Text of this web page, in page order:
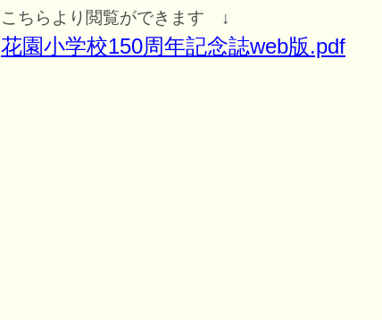
こちらより閲覧ができます ↓
花園小学校150周年記念誌web版.pdf